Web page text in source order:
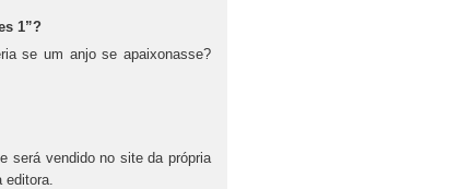
1”?
se um anjo se apaixonasse?
será vendido no site da própria
editora.